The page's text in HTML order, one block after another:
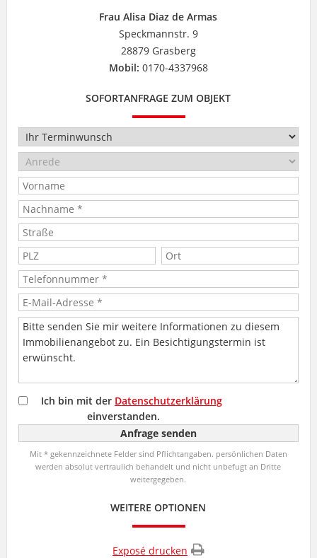
Frau Alisa Diaz de Armas
Speckmannstr. 9
28879 Grasberg
Mobil: 0170-4337968
SOFORTANFRAGE ZUM OBJEKT
Ich bin mit der Datenschutzerklärung
einverstanden.
Mit * gekennzeichnete Felder sind Pflichtangaben. persönlichen Daten
werden absolut vertraulich behandelt und nicht unbefugt an Dritte
weitergegeben.
WEITERE OPTIONEN
Exposé drucken